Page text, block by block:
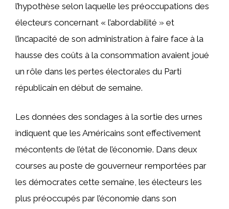
l’hypothèse selon laquelle les préoccupations des
électeurs concernant « l’abordabilité » et
l’incapacité de son administration à faire face à la
hausse des coûts à la consommation avaient joué
un rôle dans les pertes électorales du Parti
républicain en début de semaine.
Les données des sondages à la sortie des urnes
indiquent que les Américains sont effectivement
mécontents de l’état de l’économie. Dans deux
courses au poste de gouverneur remportées par
les démocrates cette semaine, les électeurs les
plus préoccupés par l’économie dans son